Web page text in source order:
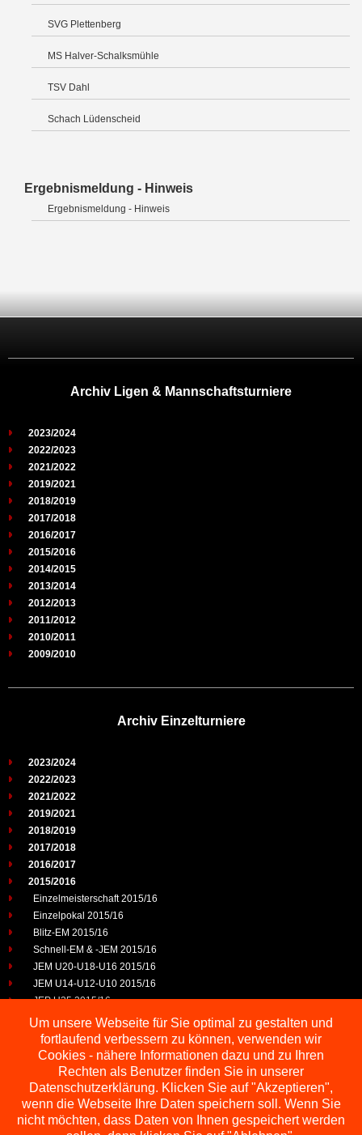
SVG Plettenberg
MS Halver-Schalksmühle
TSV Dahl
Schach Lüdenscheid
Ergebnismeldung - Hinweis
Ergebnismeldung - Hinweis
Archiv Ligen & Mannschaftsturniere
2023/2024
2022/2023
2021/2022
2019/2021
2018/2019
2017/2018
2016/2017
2015/2016
2014/2015
2013/2014
2012/2013
2011/2012
2010/2011
2009/2010
Archiv Einzelturniere
2023/2024
2022/2023
2021/2022
2019/2021
2018/2019
2017/2018
2016/2017
2015/2016
Einzelmeisterschaft 2015/16
Einzelpokal 2015/16
Blitz-EM 2015/16
Schnell-EM & -JEM 2015/16
JEM U20-U18-U16 2015/16
JEM U14-U12-U10 2015/16
JEP U25 2015/16
2014/2015
2013/2014
2012/2013
2011/2012
2010/2011
2009/2010
Um unsere Webseite für Sie optimal zu gestalten und
fortlaufend verbessern zu können, verwenden wir
Cookies - nähere Informationen dazu und zu Ihren
Rechten als Benutzer finden Sie in unserer
Datenschutzerklärung. Klicken Sie auf "Akzeptieren",
wenn die Webseite Ihre Daten speichern soll. Wenn Sie
nicht möchten, dass Daten von Ihnen gespeichert werden